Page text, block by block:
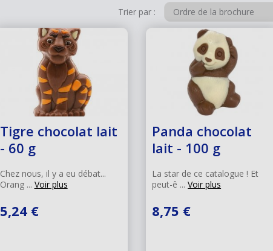
Trier par :
Tigre chocolat lait
- 60 g
Chez nous, il y a eu débat...
Orang ... Voir plus
5,24 €
Panda chocolat
lait - 100 g
La star de ce catalogue ! Et
peut-ê ...Voir plus
8,75 €